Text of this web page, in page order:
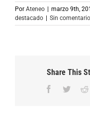
Por Ateneo marzo 9th,
destacado
Sin
Share This
Facebook
Twitter